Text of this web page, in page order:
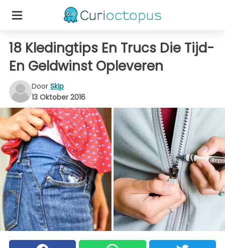
18 Kledingtips En Trucs Die Tijd-
En Geldwinst Opleveren
Door Skip
13 Oktober 2016